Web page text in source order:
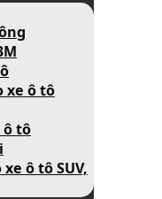
xe ô tô
ô tô
ô tô SUV,